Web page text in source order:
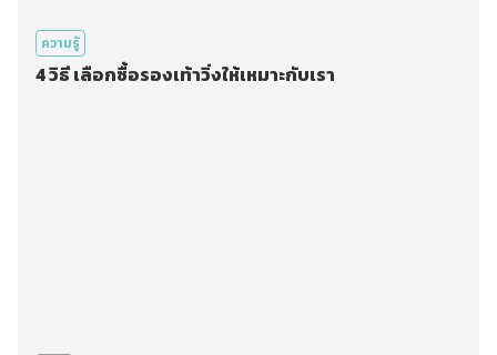
ความรู้
4 วิธี เลือกซื้อรองเท้าวิ่งให้เหมาะกับเรา